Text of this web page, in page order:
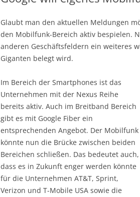
Glaubt man den aktuellen Meldungen
den Mobilfunk-Bereich aktiv bespielen.
anderen Geschäftsfeldern ein weiteres
Giganten belegt wird.
Im Bereich der Smartphones ist das
Unternehmen mit der Nexus Reihe
bereits aktiv. Auch im Breitband Bereich
gibt es mit Google Fiber ein
entsprechenden Angebot. Der Mobilfunk
könnte nun die Brücke zwischen beiden
Bereichen schließen. Das bedeutet auch,
dass es in Zukunft enger werden könnte
für die Unternehmen AT&T, Sprint,
Verizon und T-Mobile USA sowie die